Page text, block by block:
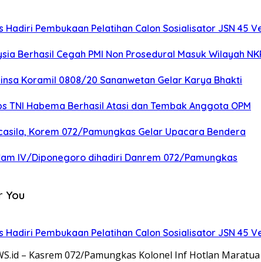
Pembukaan Pelatihan Calon Sosialisator JSN 45
Berhasil Cegah PMI Non Prosedural Masuk Wilayah
Koramil 0808/20 Sananwetan Gelar Karya Bhakti
TNI Habema Berhasil Atasi dan Tembak Anggota OPM
Korem 072/Pamungkas Gelar Upacara Bendera
lV/Diponegoro dihadiri Danrem 072/Pamungkas
You
Pembukaan Pelatihan Calon Sosialisator JSN 45
– Kasrem 072/Pamungkas Kolonel Inf Hotlan